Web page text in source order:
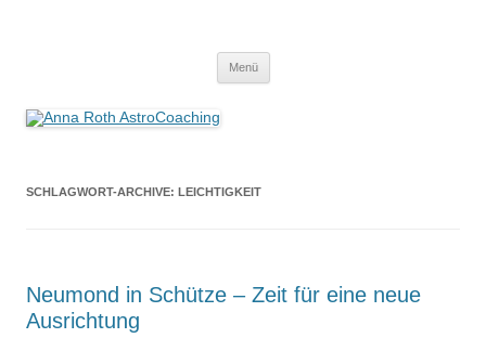
Menü
SCHLAGWORT-ARCHIVE: LEICHTIGKEIT
Neumond in Schütze – Zeit für eine neue
Ausrichtung